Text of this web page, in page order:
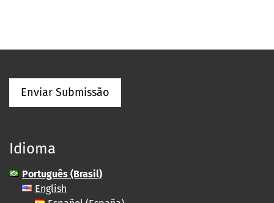
Enviar Submissão
Idioma
Português (Brasil)
English